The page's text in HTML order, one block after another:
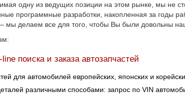
одну из ведущих позиции на этом рынке, мы не
программные разработки, накопленная за годы
мы делаем все для того, чтобы Вы были довольны
поиска и заказа автозапчастей
для автомобилей европейских, японских и
различными способами: запрос по VIN